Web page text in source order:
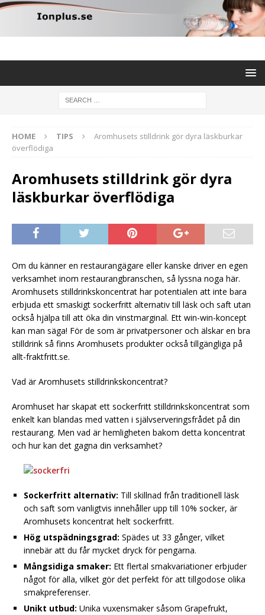
HOME TIPS
Aromhusets stilldrink gör dyra läskburkar
överflödiga
Aromhusets stilldrink gör dyra
läskburkar överflödiga
Om du känner en restaurangägare eller kanske driver en egen
verksamhet inom restaurangbranschen, så lyssna noga här.
Aromhusets stilldrinkskoncentrat har potentialen att inte bara
erbjuda ett smaskigt sockerfritt alternativ till läsk och saft utan
också hjälpa till att öka din vinstmarginal. Ett win-win-koncept
kan man säga! För de som är privatpersoner och älskar en bra
stilldrink så finns Aromhusets produkter också tillgängliga på
allt-fraktfritt.se.
Vad är Aromhusets stilldrinkskoncentrat?
Aromhuset har skapat ett sockerfritt stilldrinkskoncentrat som
enkelt kan blandas med vatten i självserveringsfrådet på din
restaurang. Men vad är hemligheten bakom detta koncentrat
och hur kan det gagna din verksamhet?
Sockerfritt alternativ: Till skillnad från traditionell läsk
och saft som vanligtvis innehåller upp till 10% socker, är
Aromhusets koncentrat helt sockerfritt.
Hög utspädningsgrad: Spädes ut 33 gånger, vilket
innebär att du får mycket dryck för pengarna.
Mångsidiga smaker: Ett flertal smakvariationer erbjuder
något för alla, vilket gör det perfekt för att tillgodose olika
smakpreferenser.
Unikt utbud: Unika vuxensmaker såsom Grapefrukt,